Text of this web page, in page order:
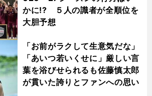
かに!? ５人の識者が全順位を
大胆予想
「お前がラクして生意気だな」
「あいつ若いくせに」厳しい言
葉を浴びせられるも佐藤慎太郎
が貫いた誇りとファンへの思い